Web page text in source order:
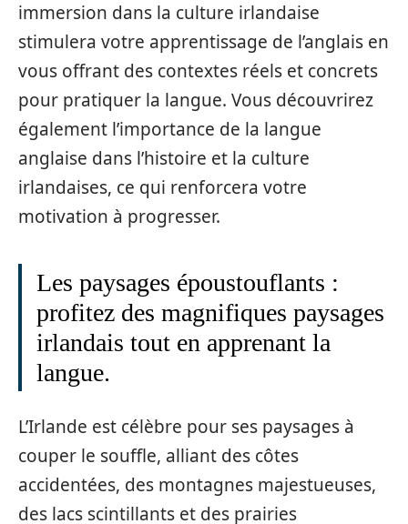
immersion dans la culture irlandaise
stimulera votre apprentissage de l’anglais en
vous offrant des contextes réels et concrets
pour pratiquer la langue. Vous découvrirez
également l’importance de la langue
anglaise dans l’histoire et la culture
irlandaises, ce qui renforcera votre
motivation à progresser.
Les paysages époustouflants :
profitez des magnifiques paysages
irlandais tout en apprenant la
langue.
L’Irlande est célèbre pour ses paysages à
couper le souffle, alliant des côtes
accidentées, des montagnes majestueuses,
des lacs scintillants et des prairies